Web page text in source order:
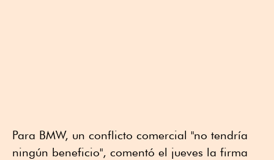
Para BMW, un conflicto comercial "no tendría
ningún beneficio", comentó el jueves la firma